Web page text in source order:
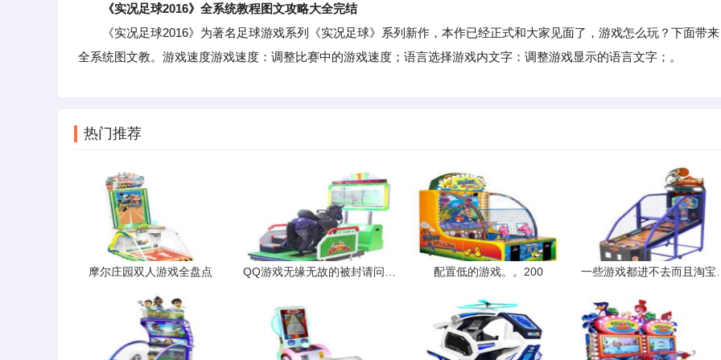
《实况足球2016》全系统教程图文攻略大全完结
《实况足球2016》为著名足球游戏系列《实况足球》系列新作，本作已经正式和大家见面了，游戏怎么玩？下面带来
全系统图文教。游戏速度游戏速度：调整比赛中的游戏速度；语言选择游戏内文字：调整游戏显示的语言文字；。
热门推荐
摩尔庄园双人游戏全盘点 配置低的游戏。。200